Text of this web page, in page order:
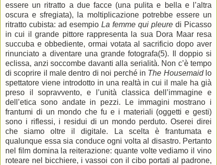
essere un ritratto a due facce (una pulita e bella e l’altra
oscura e sfregiata), la moltiplicazione potrebbe essere un
ritratto cubista: ad esempio La femme qui pleure di Picasso
in cui il grande pittore rappresenta la sua Dora Maar resa
succuba e obbediente, ormai votata al sacrificio dopo aver
rinunciato a diventare una grande fotografa(5). Il doppio si
eclissa, anzi soccombe davanti alla serialità. Non c’è tempo
di scoprire il male dentro di noi perché in The Housemaidlo
spettatore viene introdotto in una realtà in cui il male ha già
preso il sopravvento, e l’unità classica dell’immagine e
dell’etica sono andate in pezzi. Le immagini mostrano i
frantumi di un mondo che fu e i materiali (oggetti e gesti)
sono i riflessi, i residui di un mondo perduto. Oserei direi
che siamo oltre il digitale. La scelta è frantumata e
qualunque essa sia conduce ogni volta al disastro. Pertanto
nel film domina la reiterazione: quante volte vediamo il vino
roteare nel bicchiere, i vassoi con il cibo portati al padrone,